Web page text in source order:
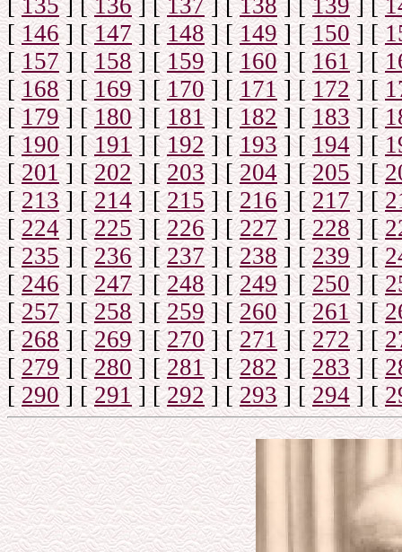
[135] [136] [137] [138] [139] [
[146] [147] [148] [149] [150] [
[ 157] [158] [159] [160] [161] [
[168] [169] [170] [171] [172] [
[179] [180] [181] [182] [183] [
[190] [191] [192] [193] [194] [
[201] [202] [203] [204] [205] [
[213] [214] [215] [216] [217] [
[224] [225] [226] [227 ] [228] [
[235] [236] [237] [238] [239] [
[246] [247] [248] [249] [250] [
[257] [258] [259] [260] [261] [
[268] [269] [270] [271] [272] [
[279] [280] [281] [282 ] [283] [
[290] [291] [292] [293] [294] [